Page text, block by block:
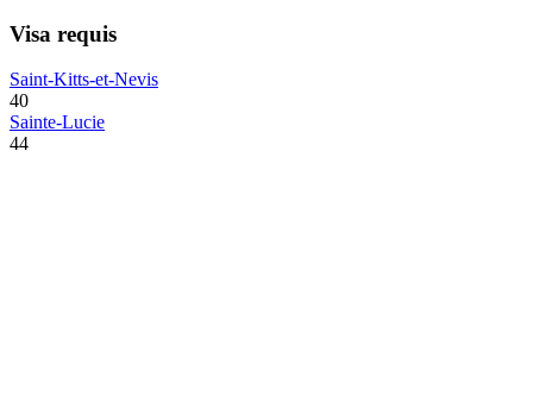
Visa requis
Saint-Kitts-et-Nevis
40
Sainte-Lucie
44